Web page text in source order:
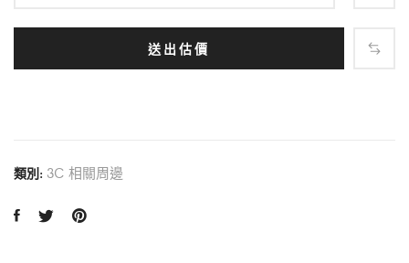
送出估價
類別: 3C 相關周邊